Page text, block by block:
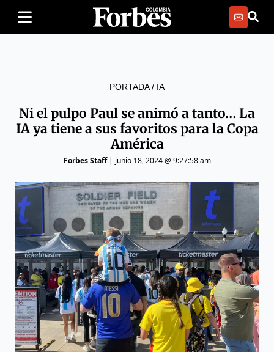
PORTADA/ IA
Ni el pulpo Paul se animó a tanto… La
IA ya tiene a sus favoritos para la Copa
América
Forbes Staff| junio 18, 2024 @ 9:27:58 am